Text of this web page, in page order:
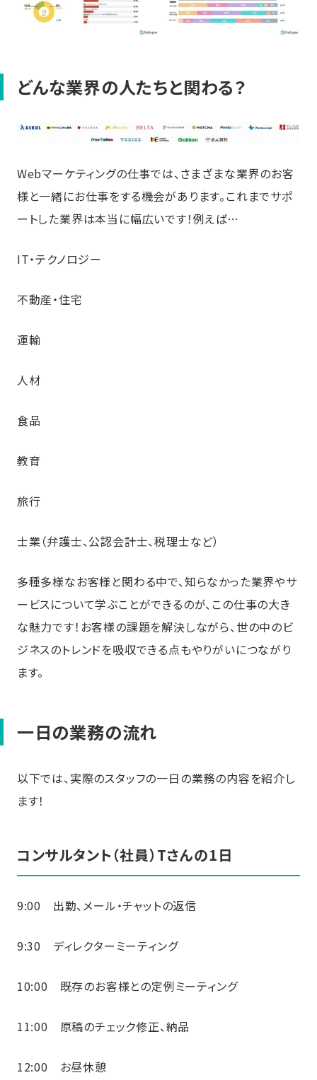
どんな業界の人たちと関わる？
Webマーケティングの仕事では、さまざまな業界のお客
様と一緒にお仕事をする機会があります。これまでサポ
ートした業界は本当に幅広いです！例えば…
IT・テクノロジー
不動産・住宅
運輸
人材
食品
教育
旅行
士業（弁護士、公認会計士、税理士など）
多種多様なお客様と関わる中で、知らなかった業界やサ
ービスについて学ぶことができるのが、この仕事の大き
な魅力です！お客様の課題を解決しながら、世の中のビ
ジネスのトレンドを吸収できる点もやりがいにつながり
ます。
一日の業務の流れ
以下では、実際のスタッフの一日の業務の内容を紹介し
ます！
コンサルタント（社員）Tさんの1日
9:00 出勤、メール・チャットの返信
9:30 ディレクターミーティング
10:00 既存のお客様との定例ミーティング
11:00 原稿のチェック修正、納品
12:00 お昼休憩